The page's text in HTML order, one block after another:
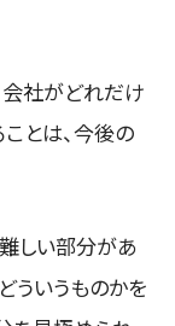
会社がどれだけ
とは、今後の
しい部分があ
ういうものかを